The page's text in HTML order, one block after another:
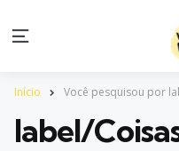
Menu
Início Você pesquisou por
label/